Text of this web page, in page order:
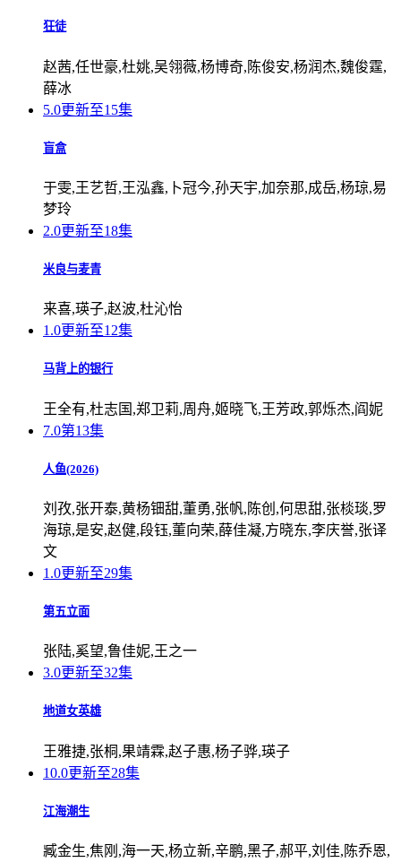
狂徒
赵茜,任世豪,杜姚,吴翎薇,杨博奇,陈俊安,杨润杰,魏俊霆,
薛冰
5.0更新至15集
盲盒
于雯,王艺哲,王泓鑫,卜冠今,孙天宇,加奈那,成岳,杨琼,易
梦玲
2.0更新至18集
米良与麦青
来喜,瑛子,赵波,杜沁怡
1.0更新至12集
马背上的银行
王全有,杜志国,郑卫莉,周舟,姬晓飞,王芳政,郭烁杰,阎妮
7.0第13集
人鱼(2026)
刘孜,张开泰,黄杨钿甜,董勇,张帆,陈创,何思甜,张棪琰,罗
海琼,是安,赵健,段钰,董向荣,薛佳凝,方晓东,李庆誉,张译
文
1.0更新至29集
第五立面
张陆,奚望,鲁佳妮,王之一
3.0更新至32集
地道女英雄
王雅捷,张桐,果靖霖,赵子惠,杨子骅,瑛子
10.0更新至28集
江海潮生
臧金生,焦刚,海一天,杨立新,辛鹏,黑子,郝平,刘佳,陈乔恩,